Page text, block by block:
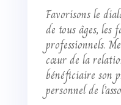
Favorisons le
de tous âges, les
professionnels.
cœur de la
bénéficiaire son
personnel de